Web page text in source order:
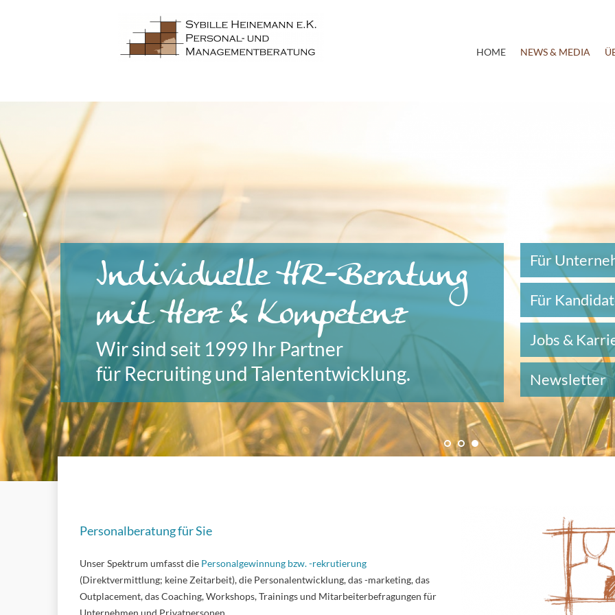
HOME NEWS & MEDIA
Individuelle HR-Beratung
mit Herz & Kompetenz
Wir sind seit 1999 Ihr Partner
für Recruiting und Talententwicklung.
Für
Für
Jobs &
Newsletter
Personalberatung für Sie
Unser Spektrum umfasst die Personalgewinnung bzw. -rekrutierung
(Direktvermittlung; keine Zeitarbeit), die Personalentwicklung, das -marketing, das
Outplacement, das Coaching, Workshops, Trainings und Mitarbeiterbefragungen für
Unternehmen und Privatpersonen.